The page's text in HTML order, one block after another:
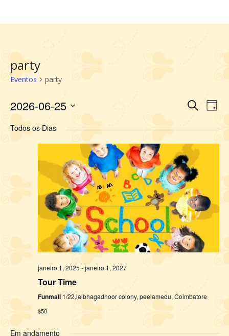
party
Eventos party
de
visuais
de
Eventos
Procurar
Eventosdo
Dia
2026-06-25
Selecione
a
data.
Todos os Dias
janeiro 1, 2025 -janeiro 1, 2027
Tour Time
Funmall 1/22,lalbhagadhoor colony, peelamedu, Coimbatore
$50
Em andamento